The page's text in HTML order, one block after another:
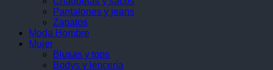
Pantalones y jeans
Zapatos
Moda Hombre
Mujer
Blusas y tops
Bodys y lencería